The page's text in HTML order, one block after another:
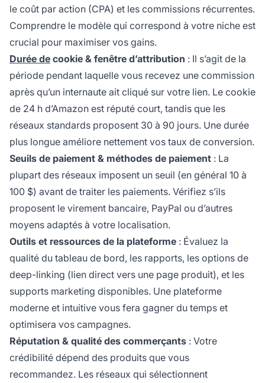
le coût par action (CPA) et les commissions récurrentes.
Comprendre le modèle qui correspond à votre niche est
crucial pour maximiser vos gains.
Durée de cookie & fenêtre d’attribution : Il s’agit de la
période pendant laquelle vous recevez une commission
après qu’un internaute ait cliqué sur votre lien. Le cookie
de 24 h d’Amazon est réputé court, tandis que les
réseaux standards proposent 30 à 90 jours. Une durée
plus longue améliore nettement vos taux de conversion.
Seuils de paiement & méthodes de paiement : La
plupart des réseaux imposent un seuil (en général 10 à
100 $) avant de traiter les paiements. Vérifiez s’ils
proposent le virement bancaire, PayPal ou d’autres
moyens adaptés à votre localisation.
Outils et ressources de la plateforme : Évaluez la
qualité du tableau de bord, les rapports, les options de
deep-linking (lien direct vers une page produit), et les
supports marketing disponibles. Une plateforme
moderne et intuitive vous fera gagner du temps et
optimisera vos campagnes.
Réputation & qualité des commerçants : Votre
crédibilité dépend des produits que vous
recommandez. Les réseaux qui sélectionnent